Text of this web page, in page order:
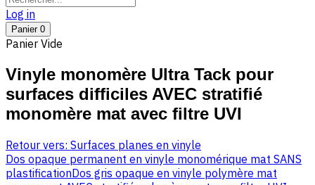
Log in
Panier 0
Panier Vide
Vinyle monomère Ultra Tack pour
surfaces difficiles AVEC stratifié
monomère mat avec filtre UVI
Retour vers: Surfaces planes en vinyle
Dos opaque permanent en vinyle monomérique mat SANS
plastificationDos gris opaque en vinyle polymère mat